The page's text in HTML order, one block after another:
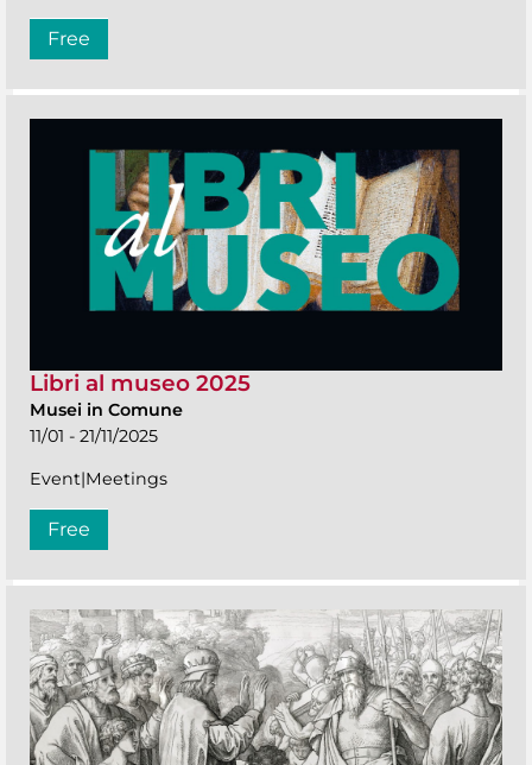
Free
Libri al museo 2025
Musei in Comune
11/01 - 21/11/2025
Event|Meetings
Free